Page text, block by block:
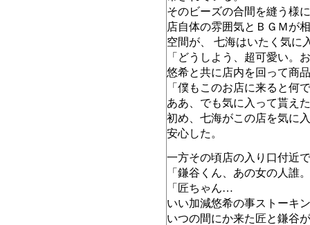
そのビーズの合間を縫う様
店自体の雰囲気とＢＧＭが
空間が、 七海はいたく気に
「どうしよう、超可愛い。
悠希と共に店内を回って商
「僕もこのお店に来ると何
ああ、でも気に入って貰え
初め、七海がこの店を気に
安心した。
一方その頃店の入り口付近
「鎌谷くん、あの女の人誰
「匠ちゃん…
いい加減悠希の事ストーキ
いつの間にか来た匠と鎌谷